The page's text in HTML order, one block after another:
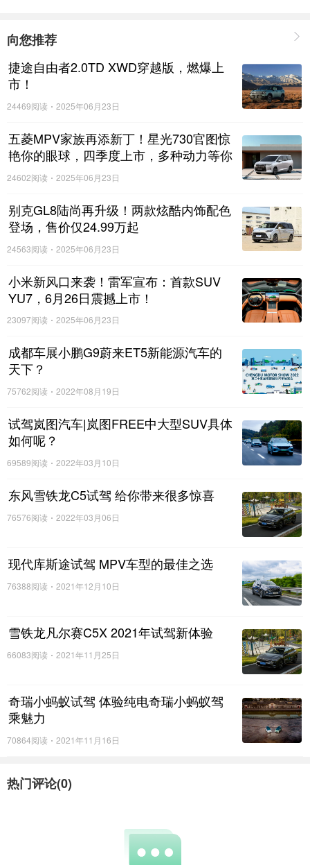
张朝阳
“全固态电池是未来方向，而半固态电池是当下更现实
官、物理学博士张朝阳在致辞中指出，传统液态锂电
池因电解液易燃，在高温或力学碰撞下易引发热失
态电解液，从根本上解决了安全性痛点，但固态电解
质的界面通透性、一致性和稳定性仍需时间突破。
生、阻挡锂枝晶穿刺和机械损伤导致的内短路，从而
从源头降低爆燃风险；同时因保留部分电解液，也规
避了固态与固态之间因振动等造成的界面接触不稳问
题。此外，固态电解质的稳定性使半固态电池可通过
电极材料创新改善低温充放电慢、趴窝等难题，其充
放电通透性和扩散系数对低温性能有明显优势。
搜狐网副总编辑、汽车事业部总经理晏成
搜狐网副总编辑、汽车事业部总经理晏成表示，行业
存在三个现实问题，一是新车同质化严重，高端车型
的不可复制护城河尚未明确；二是全行业利润向电
池、芯片等上游转移，车企需要寻找新的毛利增长
点；三是半固态电池争议不断，其带来的实际变化尚
深智库、电池企业高层与车企高管，搭建对话、交流
向您推荐
捷途自由者2.0TD XWD穿越版，燃爆上
市！
24469阅读 2025年06月23日
五菱MPV家族再添新丁！星光730官图惊
艳你的眼球，四季度上市，多种动力等你
来选择！
24602阅读 2025年06月23日
别克GL8陆尚再升级！两款炫酷内饰配色
登场，售价仅24.99万起
24563阅读 2025年06月23日
小米新风口来袭！雷军宣布：首款SUV
YU7，6月26日震撼上市！
23097阅读 2025年06月23日
成都车展小鹏G9蔚来ET5新能源汽车的
天下？
75762阅读 2022年08月19日
试驾岚图汽车|岚图FREE中大型SUV具体
如何呢？
69589阅读 2022年03月10日
东风雪铁龙C5试驾 给你带来很多惊喜
76576阅读 2022年03月06日
现代库斯途试驾 MPV车型的最佳之选
76388阅读 2021年12月10日
雪铁龙凡尔赛C5X 2021年试驾新体验
66083阅读 2021年11月25日
奇瑞小蚂蚁试驾 体验纯电奇瑞小蚂蚁驾
乘魅力
70864阅读 2021年11月16日
热门评论(0)